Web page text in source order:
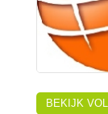
BEKIJK